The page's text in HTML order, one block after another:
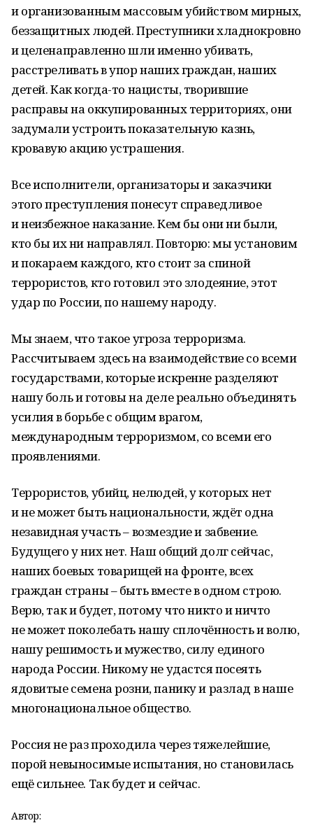
и организованным массовым убийством мирных,
беззащитных людей. Преступники хладнокровно
и целенаправленно шли именно убивать,
расстреливать в упор наших граждан, наших
детей. Как когда-то нацисты, творившие
расправы на оккупированных территориях, они
задумали устроить показательную казнь,
кровавую акцию устрашения.
Все исполнители, организаторы и заказчики
этого преступления понесут справедливое
и неизбежное наказание. Кем бы они ни были,
кто бы их ни направлял. Повторю: мы установим
и покараем каждого, кто стоит за спиной
террористов, кто готовил это злодеяние, этот
удар по России, по нашему народу.
Мы знаем, что такое угроза терроризма.
Рассчитываем здесь на взаимодействие со всеми
государствами, которые искренне разделяют
нашу боль и готовы на деле реально объединять
усилия в борьбе с общим врагом,
международным терроризмом, со всеми его
проявлениями.
Террористов, убийц, нелюдей, у которых нет
и не может быть национальности, ждёт одна
незавидная участь – возмездие и забвение.
Будущего у них нет. Наш общий долг сейчас,
наших боевых товарищей на фронте, всех
граждан страны – быть вместе в одном строю.
Верю, так и будет, потому что никто и ничто
не может поколебать нашу сплочённость и волю,
нашу решимость и мужество, силу единого
народа России. Никому не удастся посеять
ядовитые семена розни, панику и разлад в наше
многонациональное общество.
Россия не раз проходила через тяжелейшие,
порой невыносимые испытания, но становилась
ещё сильнее. Так будет и сейчас.
Автор: